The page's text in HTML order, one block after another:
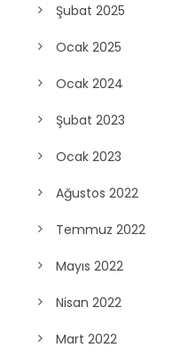
Şubat 2025
Ocak 2025
Ocak 2024
Şubat 2023
Ocak 2023
Ağustos 2022
Temmuz 2022
Mayıs 2022
Nisan 2022
Mart 2022